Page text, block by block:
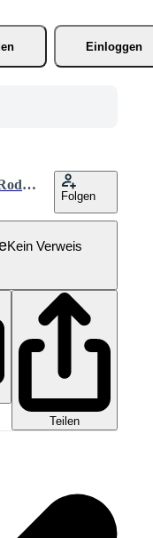
Einloggen
Deiby Alexande Vargas Rodrigues
Folgen
Kein Verweis
Teilen